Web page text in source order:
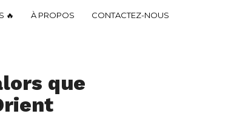
🔥 À PROPOS CONTACTEZ-NOUS
que